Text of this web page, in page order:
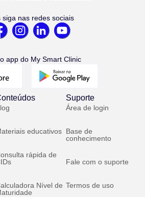
siga nas redes sociais
app do My Smart Clinic
educativos
rápida de
Nível de
Suporte
Área de login
Base de
conhecimento
Fale com o suporte
Termos de uso